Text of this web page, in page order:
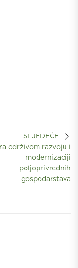
SLJEDEĆE
održivom razvoju i
modernizaciji
poljoprivrednih
gospodarstava